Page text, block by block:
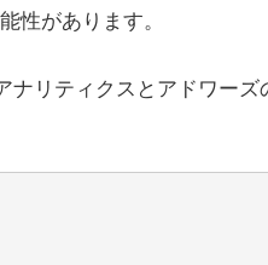
性があります。
ナリティクスとアドワー